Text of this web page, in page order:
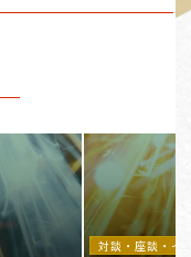
対談・座談・イ